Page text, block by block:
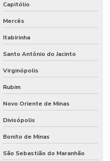
Capitólio
Mercês
Itabirinha
Santo Antônio do Jacinto
Virginópolis
Rubim
Novo Oriente de Minas
Divisópolis
Bonito de Minas
São Sebastião do Maranhão